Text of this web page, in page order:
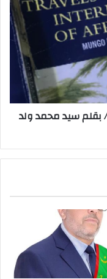
بقلم سيد محمد ولد